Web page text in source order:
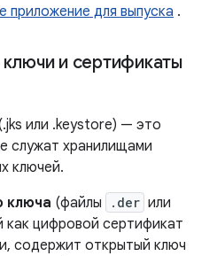
приложение для выпуска .
ключи и сертификаты
или .keystore) — это
служат хранилищами
ключей.
ключа (файлы .der или
как цифровой сертификат
содержит открытый ключ